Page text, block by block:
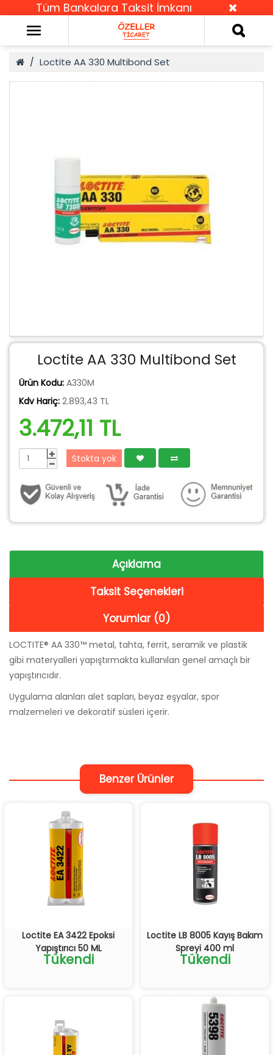
Tüm Bankalara Taksit İmkanı
Loctite AA 330 Multibond Set
Loctite AA 330 Multibond Set
Ürün Kodu: A330M
Kdv Hariç: 2.893,43 TL
3.472,11 TL
Stokta yok
Açıklama
Taksit Seçenekleri
Yorumlar (0)
LOCTITE® AA 330™ metal, tahta, ferrit, seramik ve plastik
gibi materyalleri yapıştırmakta kullanılan genel amaçlı bir
yapıştırıcıdır.
Uygulama alanları alet sapları, beyaz eşyalar, spor
malzemeleri ve dekoratif süsleri içerir.
Benzer Ürünler
Loctite EA 3422 Epoksi
Yapıştırıcı 50 ML
Tükendi
Loctite LB 8005 Kayış Bakım
Spreyi 400 ml
Tükendi